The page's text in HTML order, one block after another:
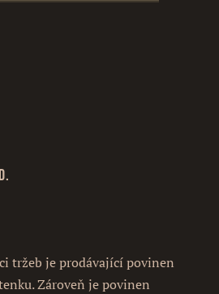
tržeb je prodávající povinen
Zároveň je povinen